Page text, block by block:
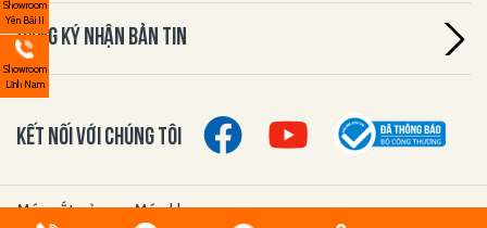
Showroom
Yên Bái II
Showroom
Lĩnh Nam
ĐĂNG KÝ NHẬN BẢN TIN
KẾT NỐI VỚI CHÚNG TÔI
Máy cắt cỏ Máy khoan